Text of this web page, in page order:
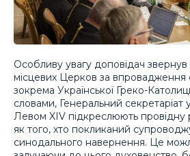
Особливу увагу доповідач звернув
місцевих Церков за впровадження
зокрема Української Греко-
словами, Генеральний секретаріат
Левом XIV підкреслюють провідну
як того, хто покликаний
синодального навернення. Це